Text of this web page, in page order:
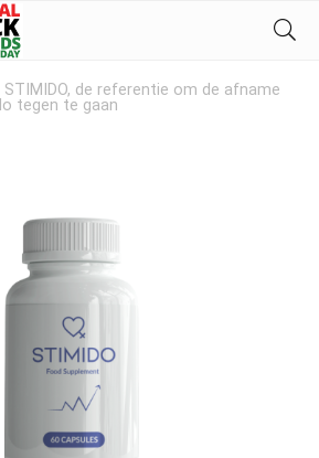
STIMIDO, de referentie om de afname
tegen te gaan